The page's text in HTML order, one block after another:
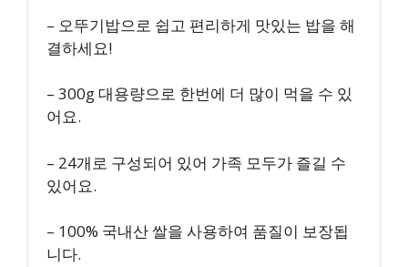
– 오뚜기밥으로 쉽고 편리하게 맛있는 밥을 해
결하세요!
– 300g 대용량으로 한번에 더 많이 먹을 수 있
어요.
– 24개로 구성되어 있어 가족 모두가 즐길 수
있어요.
– 100% 국내산 쌀을 사용하여 품질이 보장됩
니다.